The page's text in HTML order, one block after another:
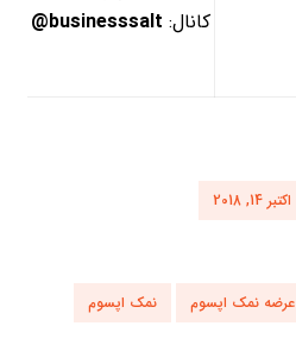
کانال: businesssalt@
اکتبر 14, 2018
عرضه نمک اپسوم نمک اپسوم